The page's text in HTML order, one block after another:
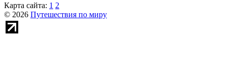
Карта сайта: 1 2
© 2026 Путешествия по миру